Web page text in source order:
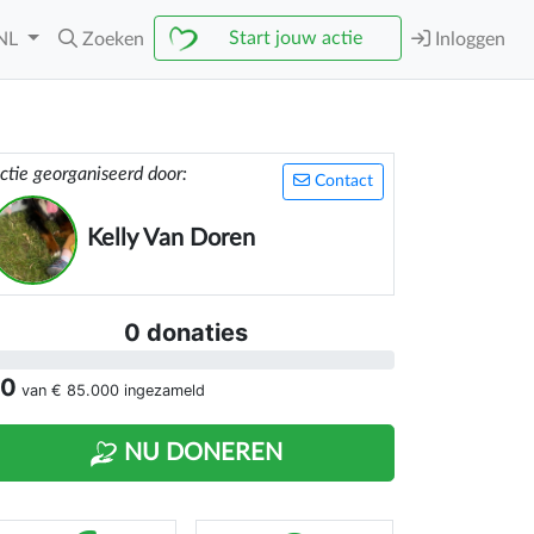
Zoeken Start jouw actie Inloggen
Contact
georganiseerd door:
Kelly Van Doren
0 donaties
van € 85.000 ingezameld
NU DONEREN